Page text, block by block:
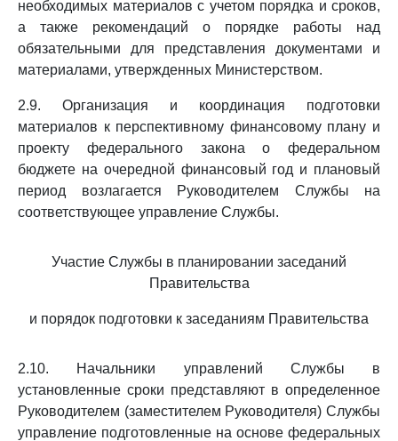
необходимых материалов с учетом порядка и сроков,
а также рекомендаций о порядке работы над
обязательными для представления документами и
материалами, утвержденных Министерством.
2.9. Организация и координация подготовки
материалов к перспективному финансовому плану и
проекту федерального закона о федеральном
бюджете на очередной финансовый год и плановый
период возлагается Руководителем Службы на
соответствующее управление Службы.
Участие Службы в планировании заседаний
Правительства
и порядок подготовки к заседаниям Правительства
2.10. Начальники управлений Службы в
установленные сроки представляют в определенное
Руководителем (заместителем Руководителя) Службы
управление подготовленные на основе федеральных